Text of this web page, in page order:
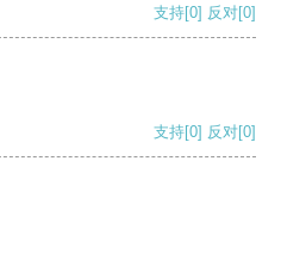
支持[0] 反对[0]
支持[0] 反对[0]